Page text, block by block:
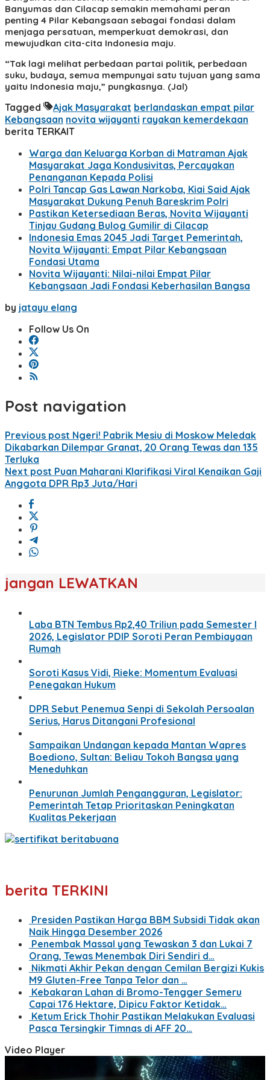
Banyumas dan Cilacap semakin memahami peran
penting 4 Pilar Kebangsaan sebagai fondasi dalam
menjaga persatuan, memperkuat demokrasi, dan
mewujudkan cita-cita Indonesia maju.
“Tak lagi melihat perbedaan partai politik, perbedaan
suku, budaya, semua mempunyai satu tujuan yang sama
yaitu Indonesia maju,” pungkasnya. (Jal)
Tagged Ajak Masyarakat berlandaskan empat pilar
Kebangsaan novita wijayanti rayakan kemerdekaan
berita TERKAIT
Warga dan Keluarga Korban di Matraman Ajak
Masyarakat Jaga Kondusivitas, Percayakan
Penanganan Kepada Polisi
Polri Tancap Gas Lawan Narkoba, Kiai Said Ajak
Masyarakat Dukung Penuh Bareskrim Polri
Pastikan Ketersediaan Beras, Novita Wijayanti
Tinjau Gudang Bulog Gumilir di Cilacap
Indonesia Emas 2045 Jadi Target Pemerintah,
Novita Wijayanti: Empat Pilar Kebangsaan
Fondasi Utama
Novita Wijayanti: Nilai-nilai Empat Pilar
Kebangsaan Jadi Fondasi Keberhasilan Bangsa
by jatayu elang
Follow Us On
Post navigation
Previous post Ngeri! Pabrik Mesiu di Moskow Meledak
Dikabarkan Dilempar Granat, 20 Orang Tewas dan 135
Terluka
Next post Puan Maharani Klarifikasi Viral Kenaikan Gaji
Anggota DPR Rp3 Juta/Hari
jangan LEWATKAN
Laba BTN Tembus Rp2,40 Triliun pada Semester I
2026, Legislator PDIP Soroti Peran Pembiayaan
Rumah
Soroti Kasus Vidi, Rieke: Momentum Evaluasi
Penegakan Hukum
DPR Sebut Penemua Senpi di Sekolah Persoalan
Serius, Harus Ditangani Profesional
Sampaikan Undangan kepada Mantan Wapres
Boediono, Sultan: Beliau Tokoh Bangsa yang
Meneduhkan
Penurunan Jumlah Pengangguran, Legislator:
Pemerintah Tetap Prioritaskan Peningkatan
Kualitas Pekerjaan
berita TERKINI
Presiden Pastikan Harga BBM Subsidi Tidak akan
Naik Hingga Desember 2026
Penembak Massal yang Tewaskan 3 dan Lukai 7
Orang, Tewas Menembak Diri Sendiri d…
Nikmati Akhir Pekan dengan Cemilan Bergizi Kukis
M9 Gluten-Free Tanpa Telor dan …
Kebakaran Lahan di Bromo-Tengger Semeru
Capai 176 Hektare, Dipicu Faktor Ketidak…
Ketum Erick Thohir Pastikan Melakukan Evaluasi
Pasca Tersingkir Timnas di AFF 20…
Video Player